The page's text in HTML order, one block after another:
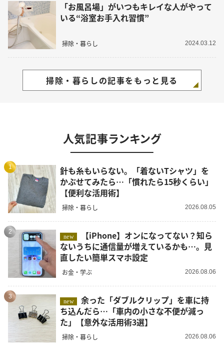
「お風呂場」がいつもキレイな人がやって
いる“浴室お手入れ習慣”
掃除・暮らし 2024.03.12
掃除・暮らしの記事をもっと見る
人気記事ランキング
1
針も糸もいらない。「着ないTシャツ」を
かぶせてみたら…「慣れたら15秒くらい」
【便利な活用術】
掃除・暮らし 2026.08.05
2
new
ないうちに通信量が増えているかも…。見
直したい簡単スマホ設定
お金・学ぶ 2026.08.06
3
new
余った「ダブルクリップ」を車に持
ち込んだら…「車内の小さな不便が減っ
た」【意外な活用術3選】
掃除・暮らし 2026.08.06